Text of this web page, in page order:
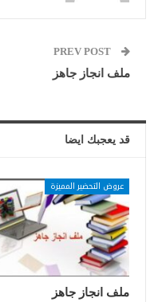
ملف انجاز جاهز
قد يعجبك ايضا
عروض التحضير المميزة
ملف انجاز جاهز